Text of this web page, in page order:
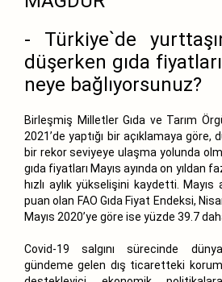
- Türkiye`de
düşerken gıda
neye bağlıyorsunuz?
Birleşmiş Milletler Gıda ve Tarım
2021’de yaptığı bir açıklamaya göre,
bir rekor seviyeye ulaşma yolunda
gıda fiyatları Mayıs ayında on yıldan
hızlı aylık yükselişini kaydetti. Mayıs
puan olan FAO Gıda Fiyat Endeksi,
Mayıs 2020’ye göre ise yüzde 39.7
Covid-19 salgını sürecinde
gündeme gelen dış ticaretteki